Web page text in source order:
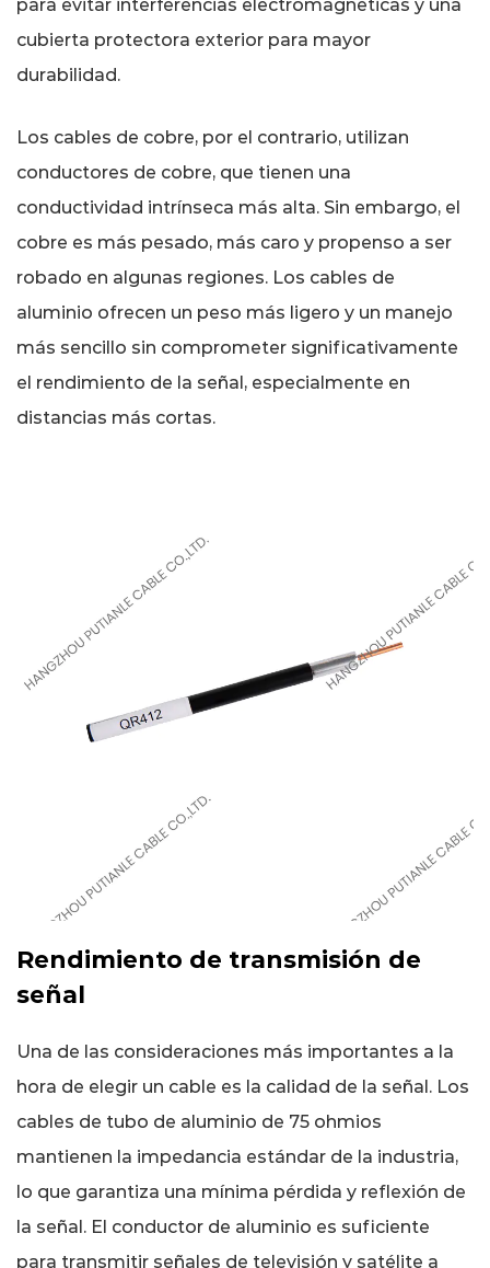
mano
de
7
Tabla
comparativa:
aluminio
y
cobre
de
75
tubo
de
para evitar interferencias electromagnéticas y una
cubierta protectora exterior para mayor
durabilidad.
Los cables de cobre, por el contrario, utilizan
conductores de cobre, que tienen una
conductividad intrínseca más alta. Sin embargo, el
cobre es más pesado, más caro y propenso a ser
robado en algunas regiones. Los cables de
aluminio ofrecen un peso más ligero y un manejo
más sencillo sin comprometer significativamente
el rendimiento de la señal, especialmente en
distancias más cortas.
Rendimiento de transmisión de
señal
Una de las consideraciones más importantes a la
hora de elegir un cable es la calidad de la señal. Los
cables de tubo de aluminio de 75 ohmios
mantienen la impedancia estándar de la industria,
lo que garantiza una mínima pérdida y reflexión de
la señal. El conductor de aluminio es suficiente
para transmitir señales de televisión y satélite a